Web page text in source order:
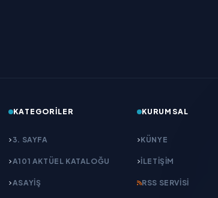
KATEGORILER
3. SAYFA
A101 AKTÜEL KATALOĞU
ASAYİŞ
KURUMSAL
KÜNYE
İLETIŞIM
RSS SERVISI